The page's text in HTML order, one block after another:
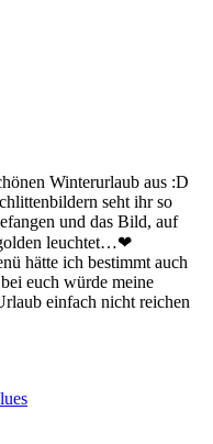
Winterurlaub aus :D
seht ihr so
und das Bild, auf
leuchtet…❤
hätte ich bestimmt auch
euch würde meine
einfach nicht reichen